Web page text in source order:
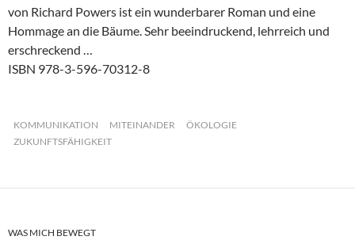
von Richard Powers ist ein wunderbarer Roman und eine
Hommage an die Bäume. Sehr beeindruckend, lehrreich und
erschreckend …
ISBN 978-3-596-70312-8
KOMMUNIKATION MITEINANDER
ÖKOLOGIE
ZUKUNFTSFÄHIGKEIT
WAS MICH BEWEGT